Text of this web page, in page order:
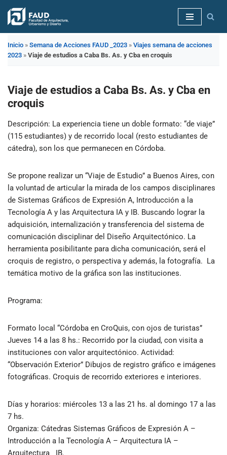
Saltar
contenido
Inicio » Semana de Acciones FAUD _2023 » Viajes semana de acciones
2023 » Viaje de estudios a Caba Bs. As. y Cba en croquis
Viaje de estudios a Caba Bs. As. y Cba en
croquis
Descripción: La experiencia tiene un doble formato: “de viaje”
(115 estudiantes) y de recorrido local (resto estudiantes de
cátedra), son los que permanecen en Córdoba.
Se propone realizar un “Viaje de Estudio” a Buenos Aires, con
la voluntad de articular la mirada de los campos disciplinares
de Sistemas Gráficos de Expresión A, Introducción a la
Tecnología A y las Arquitectura IA y IB. Buscando lograr la
adquisición, internalización y transferencia del sistema de
comunicación disciplinar del Diseño Arquitectónico. La
herramienta posibilitante para dicha comunicación, será el
croquis de registro, o perspectiva y además, la fotografía. La
temática motivo de la gráfica son las instituciones.
Programa:
Formato local “Córdoba en CroQuis, con ojos de turistas”
Jueves 14 a las 8 hs.: Recorrido por la ciudad, con visita a
instituciones con valor arquitectónico. Actividad:
“Observación Exterior” Dibujos de registro gráfico e imágenes
fotográficas. Croquis de recorrido exteriores e interiores.
Días y horarios: miércoles 13 a las 21 hs. al domingo 17 a las
7 hs.
Organiza: Cátedras Sistemas Gráficos de Expresión A –
Introducción a la Tecnología A – Arquitectura IA –
Arquitectura IB.